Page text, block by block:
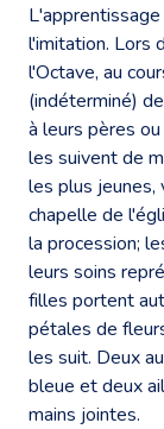
l'imitation. Lors
l'Octave, au
(indéterminé)
à leurs pères
les suivent de
les plus jeunes,
chapelle de
la procession;
leurs soins
filles portent
pétales de
les suit. Deux
bleue et deux
mains jointes.